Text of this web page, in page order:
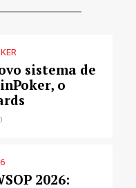
sistema de
o
2026: